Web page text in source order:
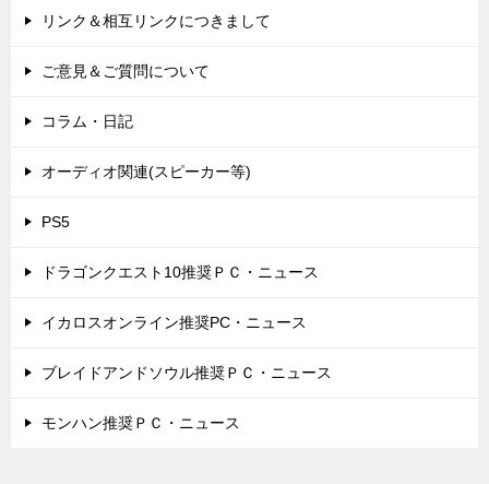
リンク＆相互リンクにつきまして
ご意見＆ご質問について
コラム・日記
オーディオ関連(スピーカー等)
PS5
ドラゴンクエスト10推奨ＰＣ・ニュース
イカロスオンライン推奨PC・ニュース
ブレイドアンドソウル推奨ＰＣ・ニュース
モンハン推奨ＰＣ・ニュース